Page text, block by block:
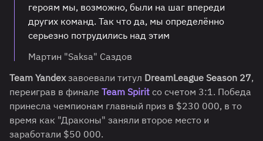
героям мы, возможно, были на шаг впереди
других команд. Так что да, мы определённо
серьезно потрудились над этим
Мартин "Saksa" Саздов
Team Yandexзавоевали титул DreamLeague Season 27,
переиграв в финале Team Spirit со счетом 3:1. Победа
принесла чемпионам главный приз в $230 000, в то
время как "Драконы" заняли второе место и
заработали $50 000.